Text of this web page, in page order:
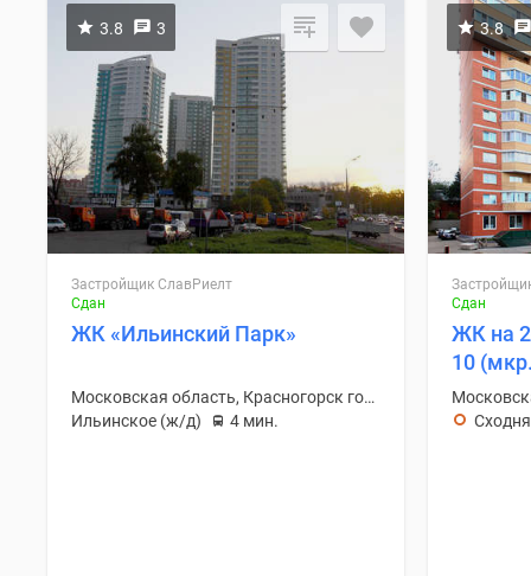
3.8 3
Застройщик СлавРиелт
Сдан
ЖК «Ильинский Парк»
Московская область, Красногорск городской округ
Ильинское (ж/д)
4 мин.
3.8
Сдан
ЖК на
10
Сходня